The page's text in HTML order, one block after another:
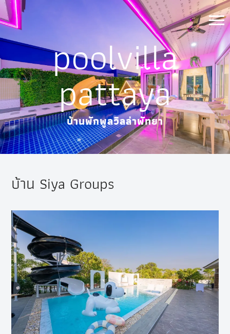
Skip
to
content
poolvilla
pattaya
บ้านพักพูลวิลล่าพัทยา
บ้าน Siya Groups